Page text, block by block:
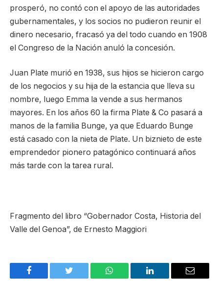
prosperó, no contó con el apoyo de las autoridades
gubernamentales, y los socios no pudieron reunir el
dinero necesario, fracasó ya del todo cuando en 1908
el Congreso de la Nación anuló la concesión.
Juan Plate murió en 1938, sus hijos se hicieron cargo
de los negocios y su hija de la estancia que lleva su
nombre, luego Emma la vende a sus hermanos
mayores. En los años 60 la firma Plate & Co pasará a
manos de la familia Bunge, ya que Eduardo Bunge
está casado con la nieta de Plate. Un biznieto de este
emprendedor pionero patagónico continuará años
más tarde con la tarea rural.
Fragmento del libro “Gobernador Costa, Historia del
Valle del Genoa”, de Ernesto Maggiori
Facebook Twitter WhatsApp LinkedIn Email